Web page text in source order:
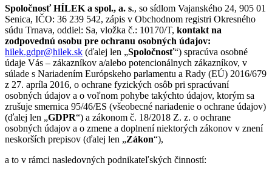
Spoločnosť HÍLEK a spol., a. s., so sídlom Vajanského 24, 905 01
Senica, IČO: 36 239 542, zápis v Obchodnom registri Okresného
súdu Trnava, oddiel: Sa, vložka č.: 10170/T, kontakt na
zodpovednú osobu pre ochranu osobných údajov:
hilek.gdpr@hilek.sk (ďalej len „Spoločnosť“) spracúva osobné
údaje Vás – zákazníkov a/alebo potencionálnych zákazníkov, v
súlade s Nariadením Európskeho parlamentu a Rady (EÚ) 2016/679
z 27. apríla 2016, o ochrane fyzických osôb pri spracúvaní
osobných údajov a o voľnom pohybe takýchto údajov, ktorým sa
zrušuje smernica 95/46/ES (všeobecné nariadenie o ochrane údajov)
(ďalej len „GDPR“) a zákonom č. 18/2018 Z. z. o ochrane
osobných údajov a o zmene a doplnení niektorých zákonov v znení
neskorších prepisov (ďalej len „Zákon“),
a to v rámci nasledovných podnikateľských činností: